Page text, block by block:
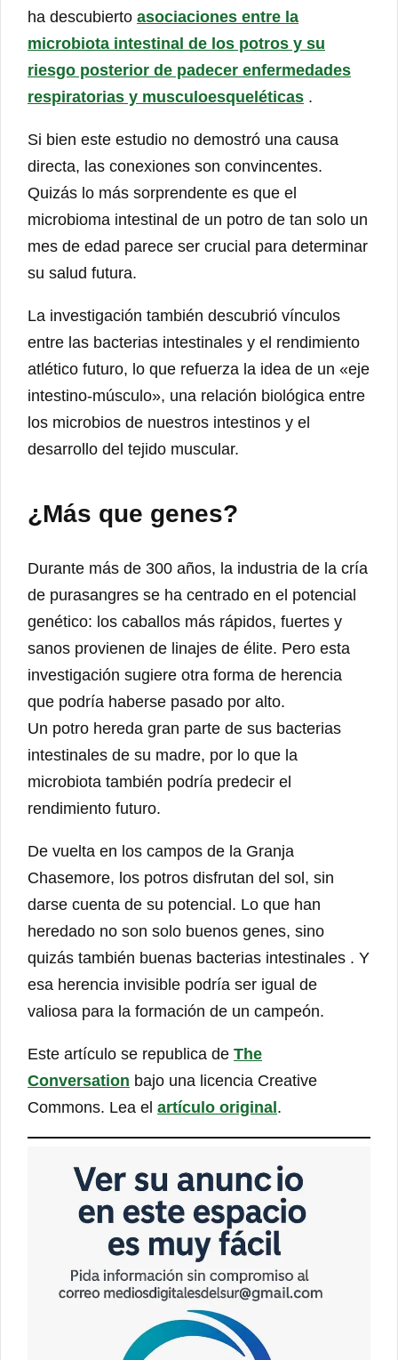
ha descubierto asociaciones entre la
microbiota intestinal de los potros y su
riesgo posterior de padecer enfermedades
respiratorias y musculoesqueléticas .
Si bien este estudio no demostró una causa
directa, las conexiones son convincentes.
Quizás lo más sorprendente es que el
microbioma intestinal de un potro de tan solo un
mes de edad parece ser crucial para determinar
su salud futura.
La investigación también descubrió vínculos
entre las bacterias intestinales y el rendimiento
atlético futuro, lo que refuerza la idea de un «eje
intestino-músculo», una relación biológica entre
los microbios de nuestros intestinos y el
desarrollo del tejido muscular.
¿Más que genes?
Durante más de 300 años, la industria de la cría
de purasangres se ha centrado en el potencial
genético: los caballos más rápidos, fuertes y
sanos provienen de linajes de élite. Pero esta
investigación sugiere otra forma de herencia
que podría haberse pasado por alto.
Un potro hereda gran parte de sus bacterias
intestinales de su madre, por lo que la
microbiota también podría predecir el
rendimiento futuro.
De vuelta en los campos de la Granja
Chasemore, los potros disfrutan del sol, sin
darse cuenta de su potencial. Lo que han
heredado no son solo buenos genes, sino
quizás también buenas bacterias intestinales . Y
esa herencia invisible podría ser igual de
valiosa para la formación de un campeón.
Este artículo se republica de The
Conversation bajo una licencia Creative
Commons. Lea el artículo original.